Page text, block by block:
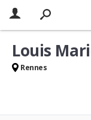
Louis
Rennes